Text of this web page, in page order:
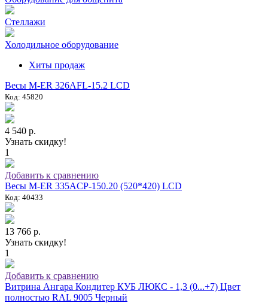
Стеллажи
Холодильное оборудование
Хиты продаж
Весы M-ER 326AFL-15.2 LCD
Код: 45820
4 540 р.
Узнать скидку!
1
Добавить к сравнению
Весы M-ER 335ACP-150.20 (520*420) LCD
Код: 40433
13 766 р.
Узнать скидку!
1
Добавить к сравнению
Витрина Ангара Кондитер КУБ ЛЮКС - 1,3 (0...+7) Цвет
полностью RAL 9005 Черный